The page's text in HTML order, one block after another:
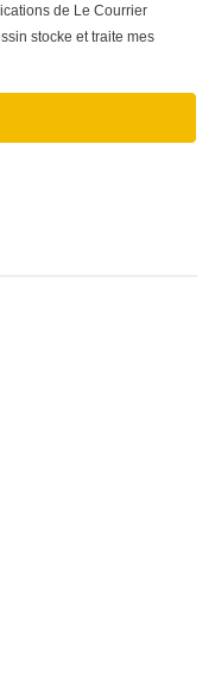
de Le Courrier
stocke et traite mes